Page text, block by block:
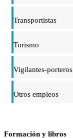
Transportistas
Turismo
Vigilantes-porteros
Otros empleos
Formación y libros